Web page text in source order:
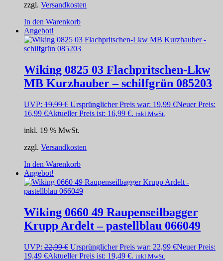
zzgl. Versandkosten
In den Warenkorb
Angebot!
Wiking 0825 03 Flachpritschen-Lkw
MB Kurzhauber – schilfgrün 085203
UVP: 19,99€ Ursprünglicher Preis war: 19,99 €Neuer Preis:
16,99 €Aktueller Preis ist: 16,99 €. inkl.MwSt.
inkl. 19 % MwSt.
zzgl. Versandkosten
In den Warenkorb
Angebot!
Wiking 0660 49 Raupenseilbagger
Krupp Ardelt – pastellblau 066049
UVP: 22,99€ Ursprünglicher Preis war: 22,99 €Neuer Preis:
19,49 €Aktueller Preis ist: 19,49 €. inkl.MwSt.